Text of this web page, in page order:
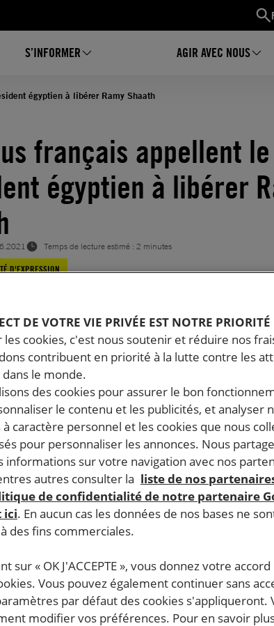
S’INFORMER AGIR AVEC NOUS
égyptien à libérer Ramy Shaath
français appellent le
égyptien à libérer
Temps de lecture estimé : 2 minutes
D'EXPRESSION
DE VOTRE VIE PRIVÉE EST NOTRE PRIORITÉ
les cookies, c'est nous soutenir et réduire nos
contribuent en priorité à la lutte contre les
le monde.
des cookies pour assurer le bon
le contenu et les publicités, et analyser
à caractère personnel et les cookies que nous
pour personnaliser les annonces. Nous
informations sur votre navigation avec nos
autres consulter la liste de nos
de confidentialité de notre partenaire
ici. En aucun cas les données de nos bases ne
des fins commerciales.
sur « OK J'ACCEPTE », vous donnez votre
Vous pouvez également continuer sans
par défaut des cookies s'appliqueront.
modifier vos préférences. Pour en savoir